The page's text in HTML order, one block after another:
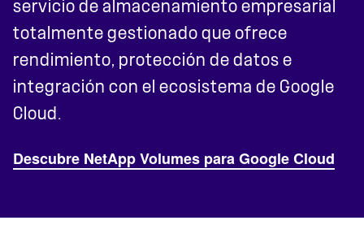
servicio de almacenamiento empresarial
totalmente gestionado que ofrece
rendimiento, protección de datos e
integración con el ecosistema de Google
Cloud.
Descubre NetApp Volumes para Google Cloud